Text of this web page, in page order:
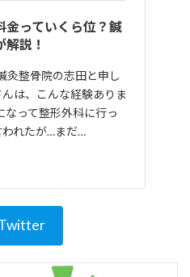
金っていくら位？鍼
説！
灸整骨院の志田と申し
は、こんな経験ありま
なって整形外科に行っ
われたが…まだ…